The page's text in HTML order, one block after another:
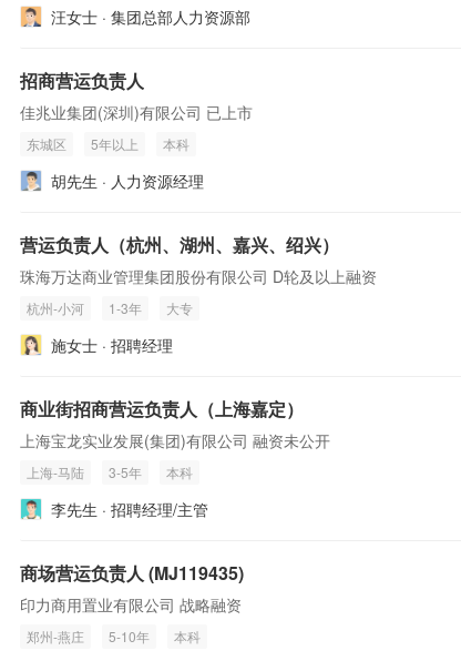
汪女士 · 集团总部人力资源部
招商营运负责人
佳兆业集团(深圳)有限公司 已上市
东城区 5年以上 本科
胡先生 · 人力资源经理
营运负责人（杭州、湖州、嘉兴、绍兴）
珠海万达商业管理集团股份有限公司 D轮及以上融资
杭州-小河 1-3年 大专
施女士 · 招聘经理
商业街招商营运负责人（上海嘉定）
上海宝龙实业发展(集团)有限公司 融资未公开
上海-马陆 3-5年 本科
李先生 · 招聘经理/主管
商场营运负责人 (MJ119435)
印力商用置业有限公司 战略融资
郑州-燕庄 5-10年 本科